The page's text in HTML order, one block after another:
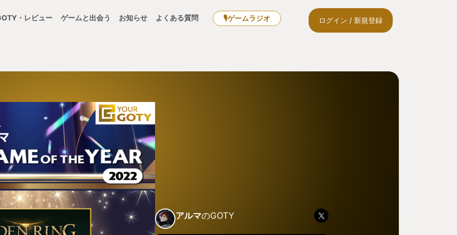
・レビュー ゲームと出会う お知らせ よくある質問 🎙ゲームラジオ ログイン / 新規登録
アルマのGOTY